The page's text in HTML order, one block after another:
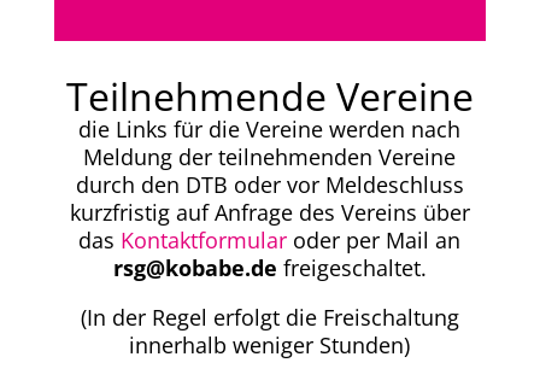
Teilnehmende Vereine
die Links für die Vereine werden nach
Meldung der teilnehmenden Vereine
durch den DTB oder vor Meldeschluss
kurzfristig auf Anfrage des Vereins über
das Kontaktformular oder per Mail an
rsg@kobabe.de freigeschaltet.
(In der Regel erfolgt die Freischaltung
innerhalb weniger Stunden)